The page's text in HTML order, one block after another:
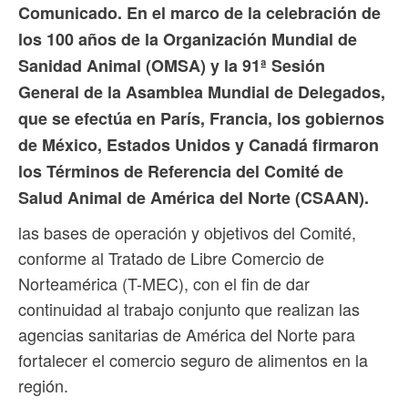
Comunicado. En el marco de la celebración de
los 100 años de la Organización Mundial de
Sanidad Animal (OMSA) y la 91ª Sesión
General de la Asamblea Mundial de Delegados,
que se efectúa en París, Francia, los gobiernos
de México, Estados Unidos y Canadá firmaron
los Términos de Referencia del Comité de
Salud Animal de América del Norte (CSAAN).
las bases de operación y objetivos del Comité,
conforme al Tratado de Libre Comercio de
Norteamérica (T-MEC), con el fin de dar
continuidad al trabajo conjunto que realizan las
agencias sanitarias de América del Norte para
fortalecer el comercio seguro de alimentos en la
región.